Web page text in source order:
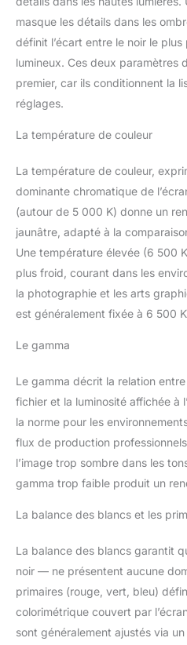
masque les détails dans les
définit l’écart entre le noir le
lumineux. Ces deux paramètres
premier, car ils conditionnent la
réglages.
La température de couleur
La température de couleur,
dominante chromatique de
(autour de 5 000 K) donne un
jaunâtre, adapté à la
Une température élevée (6 500
plus froid, courant dans les
la photographie et les arts
est généralement fixée à 6 500
Le gamma
Le gamma décrit la relation
fichier et la luminosité affichée à
la norme pour les
flux de production
l’image trop sombre dans les
gamma trop faible produit un
La balance des blancs et les
La balance des blancs garantit
noir — ne présentent aucune
primaires (rouge, vert, bleu)
colorimétrique couvert par
sont généralement ajustés via